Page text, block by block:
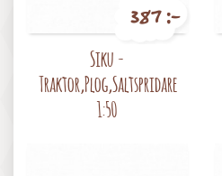
387 :-
Siku -
Traktor,Plog,Saltspridare
1:50